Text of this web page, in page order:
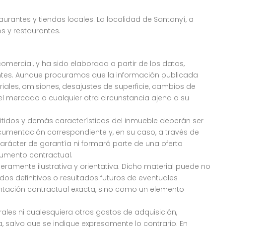
y tiendas locales. La localidad de Santanyí, a
y restaurantes.
y ha sido elaborada a partir de los datos,
Aunque procuramos que la información publicada
omisiones, desajustes de superficie, cambios de
mercado o cualquier otra circunstancia ajena a su
y demás características del inmueble deberán ser
correspondiente y, en su caso, a través de
de garantía ni formará parte de una oferta
contractual.
ilustrativa y orientativa. Dicho material puede no
definitivos o resultados futuros de eventuales
contractual exacta, sino como un elemento
ni cualesquiera otros gastos de adquisición,
que se indique expresamente lo contrario. En